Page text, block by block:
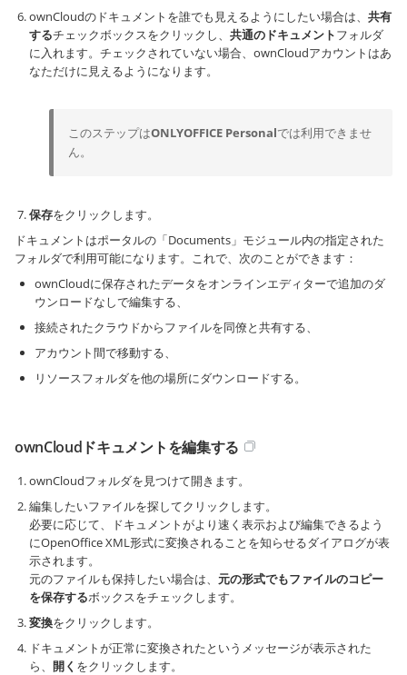
ownCloudのドキュメントを誰でも見えるようにしたい場合は、 共有
するチェックボックスをクリックし、 共通のドキュメントフォルダ
に入れます。チェックされていない場合、ownCloudアカウントはあ
なただけに見えるようになります。
このステップはONLYOFFICE Personalでは利用できませ
ん。
保存をクリックします。
ドキュメントはポータルの「Documents」モジュール内の指定された
フォルダで利用可能になります。これで、次のことができます：
ownCloudに保存されたデータをオンラインエディターで追加のダ
ウンロードなしで編集する、
接続されたクラウドからファイルを同僚と共有する、
アカウント間で移動する、
リソースフォルダを他の場所にダウンロードする。
ownCloudドキュメントを編集する
ownCloudフォルダを見つけて開きます。
編集したいファイルを探してクリックします。
必要に応じて、ドキュメントがより速く表示および編集できるよう
にOpenOffice XML形式に変換されることを知らせるダイアログが表
示されます。
元のファイルも保持したい場合は、 元の形式でもファイルのコピー
を保存するボックスをチェックします。
変換をクリックします。
ドキュメントが正常に変換されたというメッセージが表示された
ら、 開く をクリックします。